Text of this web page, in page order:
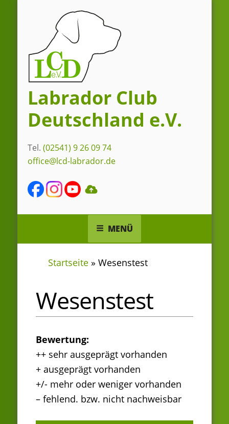
springen
Labrador Club
Deutschland e.V.
Tel. (02541) 9 26 09 74
office@lcd-labrador.de
MENÜ
Startseite » Wesenstest
Wesenstest
Bewertung:
++ sehr ausgeprägt vorhanden
+ ausgeprägt vorhanden
+/- mehr oder weniger vorhanden
– fehlend. bzw. nicht nachweisbar